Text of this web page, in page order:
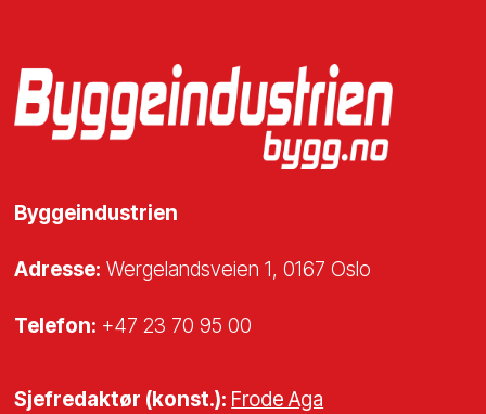
Byggeindustrien
Adresse: Wergelandsveien 1, 0167 Oslo
Telefon: +47 23 70 95 00
Sjefredaktør (konst.): Frode Aga